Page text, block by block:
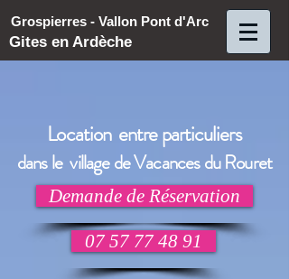
Grospierres - Vallon Pont d'Arc
Gites en Ardèche
Location entre particuliers
dans le village de Vacances du Rouret
Demande de Réservation
07 57 77 48 91